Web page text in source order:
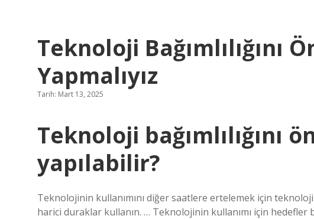
Teknoloji Bağımlılığını
Yapmalıyız
Tarih: Mart 13, 2025
Teknoloji bağımlılığını
yapılabilir?
Teknolojinin kullanımını diğer saatlere ertelemek için teknoloji
harici duraklar kullanın. … Teknolojinin kullanımı için hedefler